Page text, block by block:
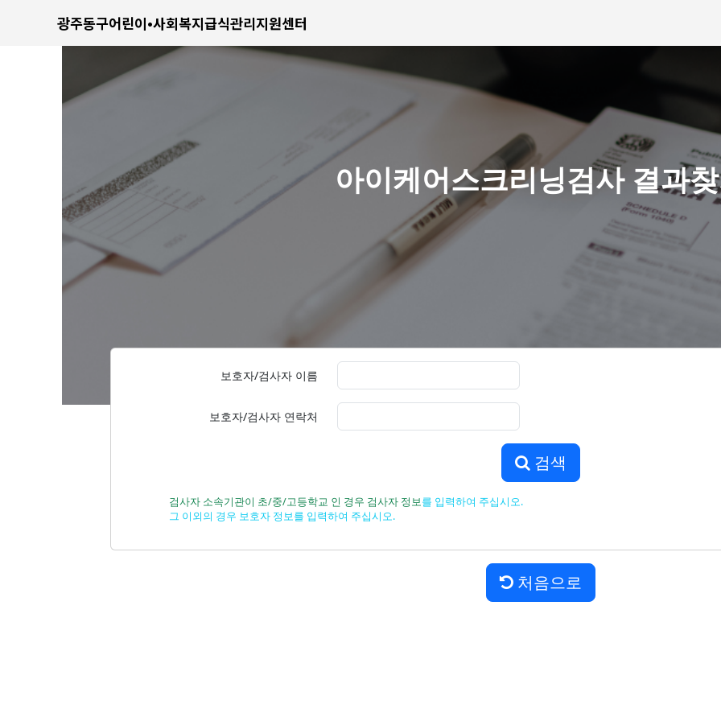
광주동구어린이•사회복지급식관리지원센터
아이케어스크리닝검사 결과
보호자/검사자 이름
보호자/검사자 연락처
검색
검사자 소속기관이 초/중/고등학교 인 경우 검사자 정보를 입력하여 주십시오.
그 이외의 경우 보호자 정보를 입력하여 주십시오.
처음으로